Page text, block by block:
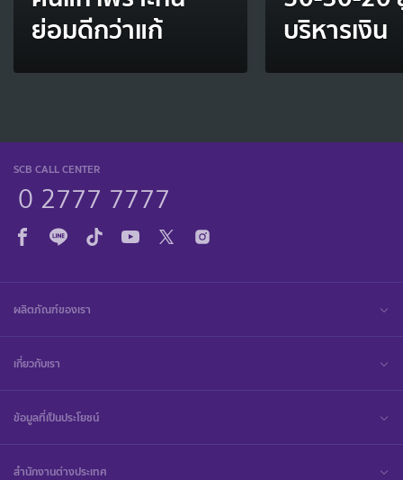
ย่อมดีกว่าแก้ บริหารเงิน
SCB CALL CENTER
0 2777 7777
ผลิตภัณฑ์ของเรา
เกี่ยวกับเรา
ข้อมูลที่เป็นประโยชน์
สำนักงานต่างประเทศ